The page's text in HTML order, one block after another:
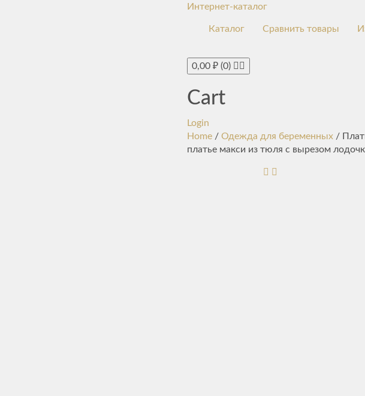
Интернет-каталог
Каталог Сравнить товары
0,00 ₽ (0)
Cart
Login
Home / Одежда для беременных /
платье макси из тюля с вырезом